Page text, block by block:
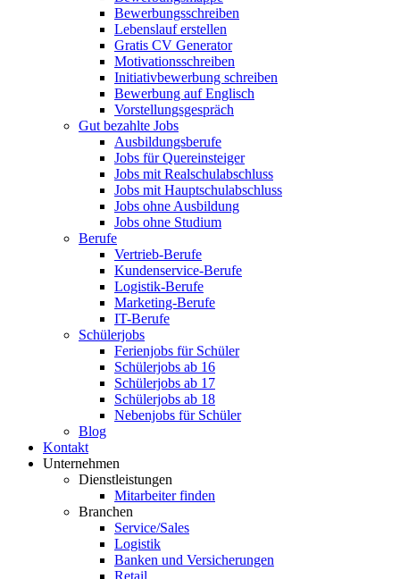
Bewerbungsschreiben
Lebenslauf erstellen
Gratis CV Generator
Motivationsschreiben
Initiativbewerbung schreiben
Bewerbung auf Englisch
Vorstellungsgespräch
Gut bezahlte Jobs
Ausbildungsberufe
Jobs für Quereinsteiger
Jobs mit Realschulabschluss
Jobs mit Hauptschulabschluss
Jobs ohne Ausbildung
Jobs ohne Studium
Berufe
Vertrieb-Berufe
Kundenservice-Berufe
Logistik-Berufe
Marketing-Berufe
IT-Berufe
Schülerjobs
Ferienjobs für Schüler
Schülerjobs ab 16
Schülerjobs ab 17
Schülerjobs ab 18
Nebenjobs für Schüler
Blog
Kontakt
Unternehmen
Dienstleistungen
Mitarbeiter finden
Branchen
Service/Sales
Logistik
Banken und Versicherungen
Retail